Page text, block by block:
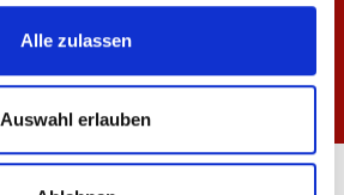
Alle zulassen
Auswahl erlauben